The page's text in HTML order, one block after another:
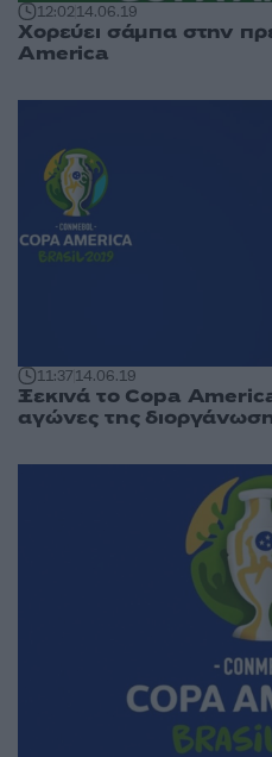
12:0214.06.19
Χορεύει σάμπα στην
America
11:3714.06.19
Ξεκινά το Copa
αγώνες της